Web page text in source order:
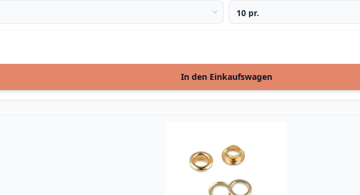
In den Einkaufswagen